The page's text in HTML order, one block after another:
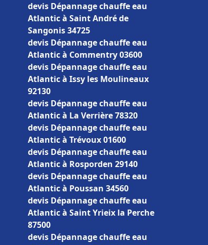
devis Dépannage chauffe eau
Atlantic à Saint André de
Sangonis 34725
devis Dépannage chauffe eau
Atlantic à Commentry 03600
devis Dépannage chauffe eau
Atlantic à Issy les Moulineaux
92130
devis Dépannage chauffe eau
Atlantic à La Verrière 78320
devis Dépannage chauffe eau
Atlantic à Trévoux 01600
devis Dépannage chauffe eau
Atlantic à Rosporden 29140
devis Dépannage chauffe eau
Atlantic à Poussan 34560
devis Dépannage chauffe eau
Atlantic à Saint Yrieix la Perche
87500
devis Dépannage chauffe eau